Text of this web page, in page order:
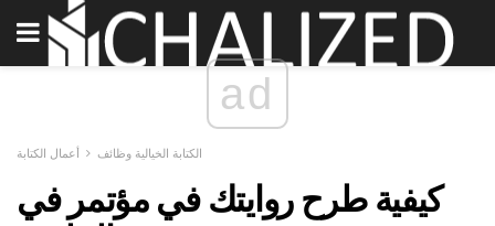
ad
الكتابة الخيالية وظائف أعمال الكتابة
كيفية طرح روايتك في مؤتمر في